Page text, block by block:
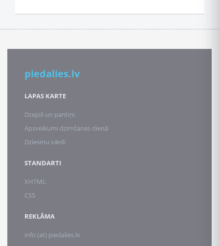
piedalies.lv
LAPAS KARTE
Dzejoļi un pantiņi
Apsveikumi dzimšanas dienā
Dziesmu vārdi
STANDARTI
XHTML
CSS
REKLĀMA
info (at) piedalies.lv